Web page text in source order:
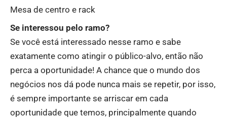
Mesa de centro e rack
Se interessou pelo ramo?
Se você está interessado nesse ramo e sabe
exatamente como atingir o público-alvo, então não
perca a oportunidade! A chance que o mundo dos
negócios nos dá pode nunca mais se repetir, por isso,
é sempre importante se arriscar em cada
oportunidade que temos, principalmente quando